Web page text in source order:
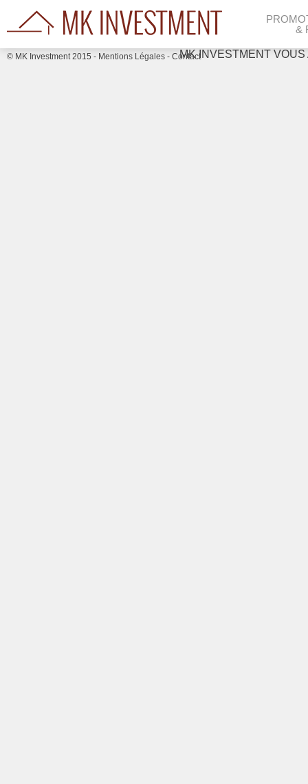
&
© MK Investment 2015 - Mentions Légales - Contact
MK INVESTMENT